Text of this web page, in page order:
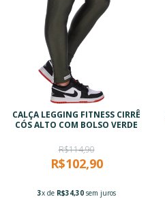
CALÇA LEGGING FITNESS CIRRÊ
CÓS ALTO COM BOLSO VERDE
R$114,90
R$102,90
3x de R$34,30sem juros